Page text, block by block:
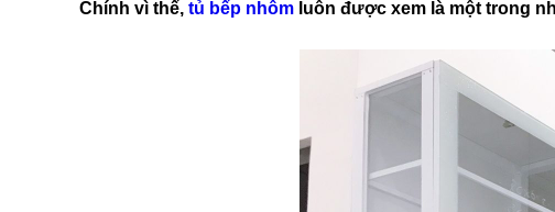
Chính vì thế, tủ bếp nhôm luôn được xem là một trong